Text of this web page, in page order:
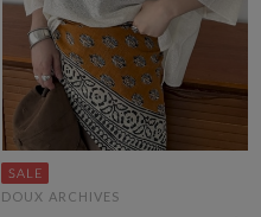
DOUX ARCHIVES